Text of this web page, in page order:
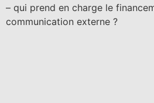
– qui prend en charge le
communication externe ?